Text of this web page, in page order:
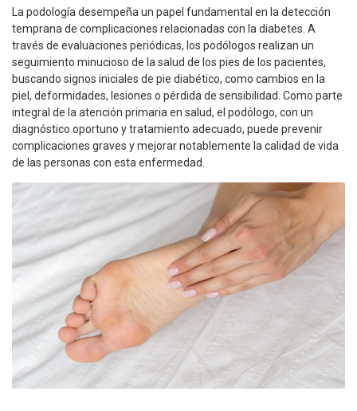
La podología desempeña un papel fundamental en la detección
temprana de complicaciones relacionadas con la diabetes. A
través de evaluaciones periódicas, los podólogos realizan un
seguimiento minucioso de la salud de los pies de los pacientes,
buscando signos iniciales de pie diabético, como cambios en la
piel, deformidades, lesiones o pérdida de sensibilidad. Como parte
integral de la atención primaria en salud, el podólogo, con un
diagnóstico oportuno y tratamiento adecuado, puede prevenir
complicaciones graves y mejorar notablemente la calidad de vida
de las personas con esta enfermedad.